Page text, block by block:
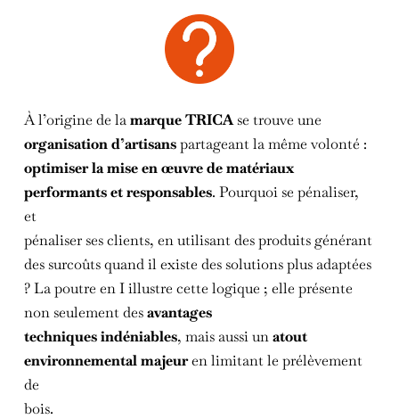
À l’origine de lamarque TRICAse trouve une
organisation d’artisanspartageant la même volonté :
optimiser la mise en œuvre de matériaux
performants et responsables. Pourquoi se pénaliser,
et
pénaliser ses clients, en utilisant des produits générant
des surcoûts quand il existe des solutions plus adaptées
? La poutre en I illustre cette logique ; elle présente
non seulement desavantages
techniques indéniables, mais aussi unatout
environnemental majeuren limitant le prélèvement
de
bois.